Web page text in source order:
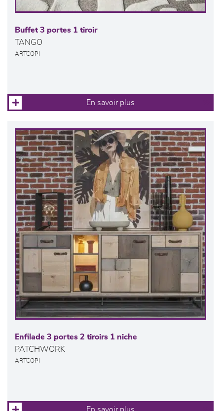
Buffet 3 portes 1 tiroir
TANGO
ARTCOPI
En savoir plus
Enfilade 3 portes 2 tiroirs 1 niche
PATCHWORK
ARTCOPI